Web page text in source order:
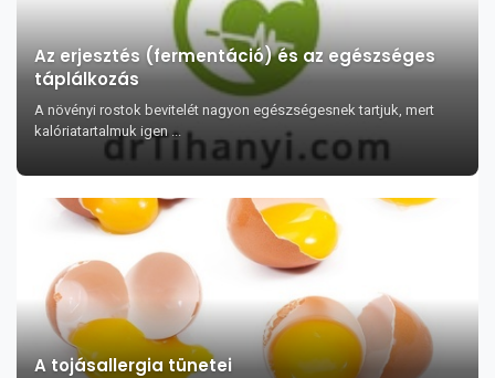
Az erjesztés (fermentáció) és az egészséges
táplálkozás
A növényi rostok bevitelét nagyon egészségesnek tartjuk, mert
kalóriatartalmuk igen ...
A tojásallergia tünetei